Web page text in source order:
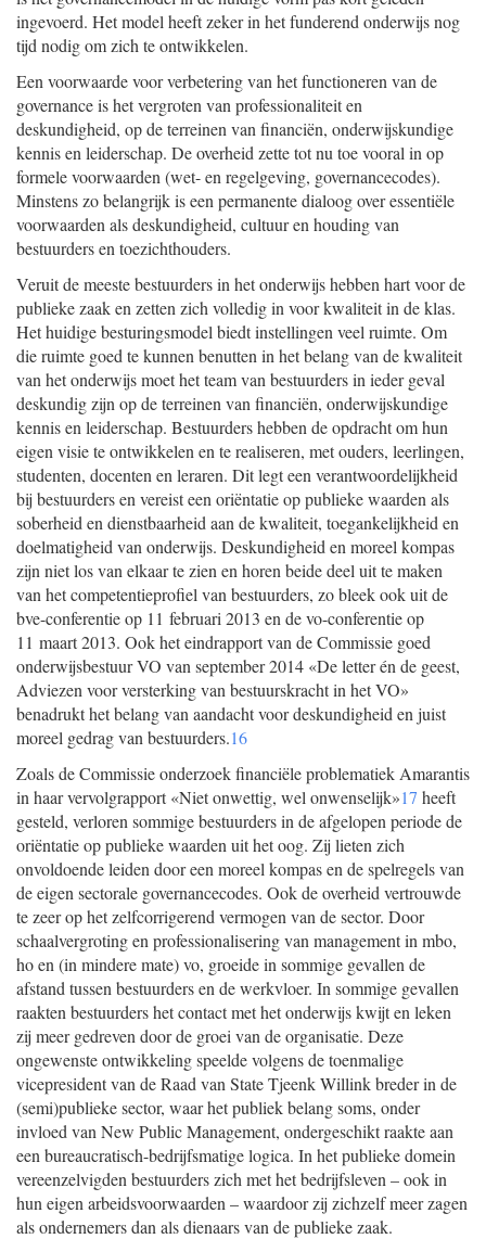
ingevoerd. Het model heeft zeker in het funderend onderwijs nog
tijd nodig om zich te ontwikkelen.
Een voorwaarde voor verbetering van het functioneren van de
governance is het vergroten van professionaliteit en
deskundigheid, op de terreinen van financiën, onderwijskundige
kennis en leiderschap. De overheid zette tot nu toe vooral in op
formele voorwaarden (wet- en regelgeving, governancecodes).
Minstens zo belangrijk is een permanente dialoog over essentiële
voorwaarden als deskundigheid, cultuur en houding van
bestuurders en toezichthouders.
Veruit de meeste bestuurders in het onderwijs hebben hart voor de
publieke zaak en zetten zich volledig in voor kwaliteit in de klas.
Het huidige besturingsmodel biedt instellingen veel ruimte. Om
die ruimte goed te kunnen benutten in het belang van de kwaliteit
van het onderwijs moet het team van bestuurders in ieder geval
deskundig zijn op de terreinen van financiën, onderwijskundige
kennis en leiderschap. Bestuurders hebben de opdracht om hun
eigen visie te ontwikkelen en te realiseren, met ouders, leerlingen,
studenten, docenten en leraren. Dit legt een verantwoordelijkheid
bij bestuurders en vereist een oriëntatie op publieke waarden als
soberheid en dienstbaarheid aan de kwaliteit, toegankelijkheid en
doelmatigheid van onderwijs. Deskundigheid en moreel kompas
zijn niet los van elkaar te zien en horen beide deel uit te maken
van het competentieprofiel van bestuurders, zo bleek ook uit de
bve-conferentie op 11 februari 2013 en de vo-conferentie op
11 maart 2013. Ook het eindrapport van de Commissie goed
onderwijsbestuur VO van september 2014 «De letter én de geest,
Adviezen voor versterking van bestuurskracht in het VO»
benadrukt het belang van aandacht voor deskundigheid en juist
moreel gedrag van bestuurders.16
Zoals de Commissie onderzoek financiële problematiek Amarantis
in haar vervolgrapport «Niet onwettig, wel onwenselijk»17 heeft
gesteld, verloren sommige bestuurders in de afgelopen periode de
oriëntatie op publieke waarden uit het oog. Zij lieten zich
onvoldoende leiden door een moreel kompas en de spelregels van
de eigen sectorale governancecodes. Ook de overheid vertrouwde
te zeer op het zelfcorrigerend vermogen van de sector. Door
schaalvergroting en professionalisering van management in mbo,
ho en (in mindere mate) vo, groeide in sommige gevallen de
afstand tussen bestuurders en de werkvloer. In sommige gevallen
raakten bestuurders het contact met het onderwijs kwijt en leken
zij meer gedreven door de groei van de organisatie. Deze
ongewenste ontwikkeling speelde volgens de toenmalige
vicepresident van de Raad van State Tjeenk Willink breder in de
(semi)publieke sector, waar het publiek belang soms, onder
invloed van New Public Management, ondergeschikt raakte aan
een bureaucratisch-bedrijfsmatige logica. In het publieke domein
vereenzelvigden bestuurders zich met het bedrijfsleven – ook in
hun eigen arbeidsvoorwaarden – waardoor zij zichzelf meer zagen
als ondernemers dan als dienaars van de publieke zaak.